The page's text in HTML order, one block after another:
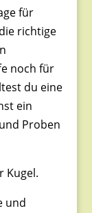
für
richtige
noch für
du eine
ein
Proben
Kugel.
und